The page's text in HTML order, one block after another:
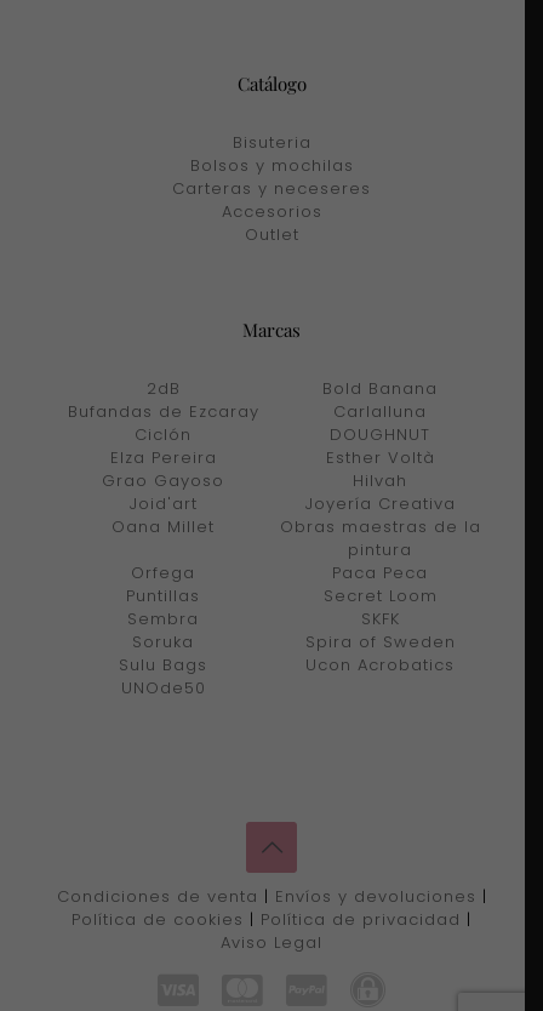
Catálogo
Bisuteria
Bolsos y mochilas
Carteras y neceseres
Accesorios
Outlet
Marcas
2dB
Bold Banana
Bufandas de Ezcaray
Carlalluna
Ciclón
DOUGHNUT
Elza Pereira
Esther Voltà
Grao Gayoso
Hilvah
Joid'art
Joyería Creativa
Oana Millet
Obras maestras de la
pintura
Orfega
Paca Peca
Puntillas
Secret Loom
Sembra
SKFK
Soruka
Spira of Sweden
Sulu Bags
Ucon Acrobatics
UNOde50
Condiciones de venta | Envíos y devoluciones |
Política de cookies | Política de privacidad |
Aviso Legal